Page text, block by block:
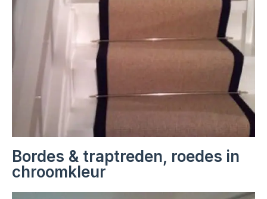
Bordes & traptreden, roedes in
chroomkleur